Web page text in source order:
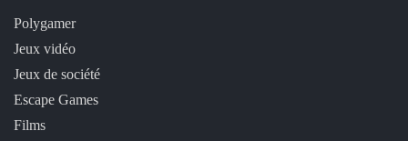
Polygamer
Jeux vidéo
Jeux de société
Escape Games
Films